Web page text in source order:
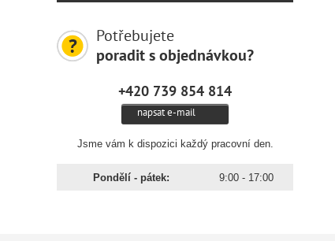
Potřebujete
poradit s objednávkou?
+420 739 854 814
napsat e-mail
Jsme vám k dispozici každý pracovní den.
Pondělí - pátek: 9:00 - 17:00